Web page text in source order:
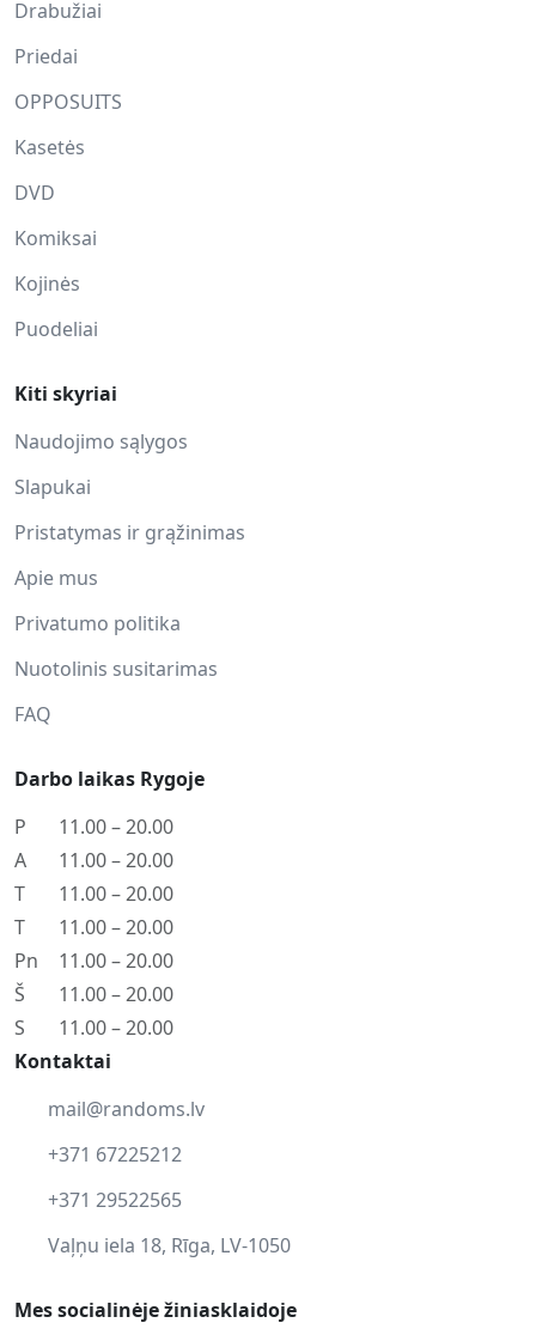
Drabužiai
Priedai
OPPOSUITS
Kasetės
DVD
Komiksai
Kojinės
Puodeliai
Kiti skyriai
Naudojimo sąlygos
Slapukai
Pristatymas ir grąžinimas
Apie mus
Privatumo politika
Nuotolinis susitarimas
FAQ
Darbo laikas Rygoje
P
11.00 – 20.00
A
11.00 – 20.00
T
11.00 – 20.00
T
11.00 – 20.00
Pn
11.00 – 20.00
Š
11.00 – 20.00
S
11.00 – 20.00
Kontaktai
mail@randoms.lv
+371 67225212
+371 29522565
Vaļņu iela 18, Rīga, LV-1050
Mes socialinėje žiniasklaidoje